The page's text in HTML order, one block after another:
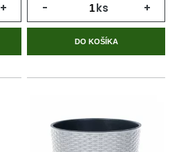
+ - ks +
DO KOŠÍKA